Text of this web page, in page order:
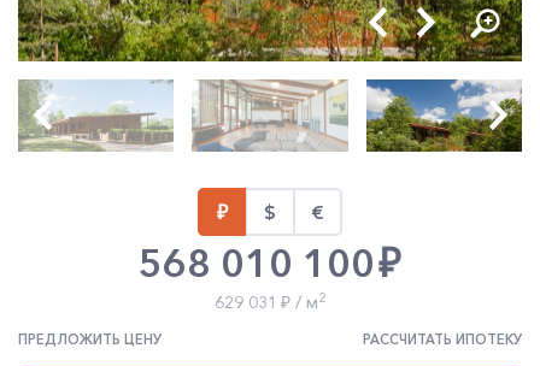
568 010 100
629 031 / м2
ПРЕДЛОЖИТЬ ЦЕНУ РАССЧИТАТЬ ИПОТЕКУ